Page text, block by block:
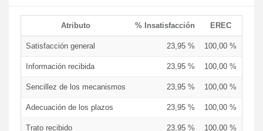
Atributo % Insatisfacción EREC
Satisfacción general 23,95 % 100,00 %
Información recibida 23,95 % 100,00 %
Sencillez de los mecanismos 23,95 % 100,00 %
Adecuación de los plazos 23,95 % 100,00 %
Trato recibido 23,95 % 100,00 %